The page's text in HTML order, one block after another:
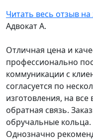
Читать весь отзыв на
Адвокат А.
Отличная цена и
профессионально
коммуникации с
согласуется по
изготовления, на
обратная связь.
обручальные
Однозначно